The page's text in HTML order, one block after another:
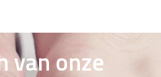
van onze